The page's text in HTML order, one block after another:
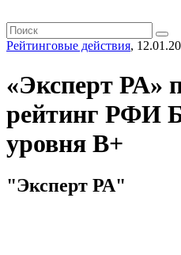
Рейтинговые действия,
«Эксперт РА»
рейтинг РФИ
уровня В+
"Эксперт РА"